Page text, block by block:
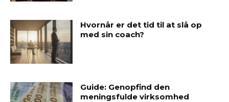
Hvornår er det tid til at slå op
med sin coach?
Guide: Genopfind den
meningsfulde virksomhed